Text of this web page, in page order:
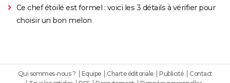
Ce chef étoilé est formel : voici les 3 détails à vérifier pour
choisir un bon melon
Qui sommes-nous ? Equipe Charte éditoriale Publicité
Contact